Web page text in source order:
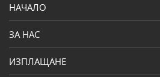
НАЧАЛО
ЗА НАС
ИЗПЛАЩАНЕ